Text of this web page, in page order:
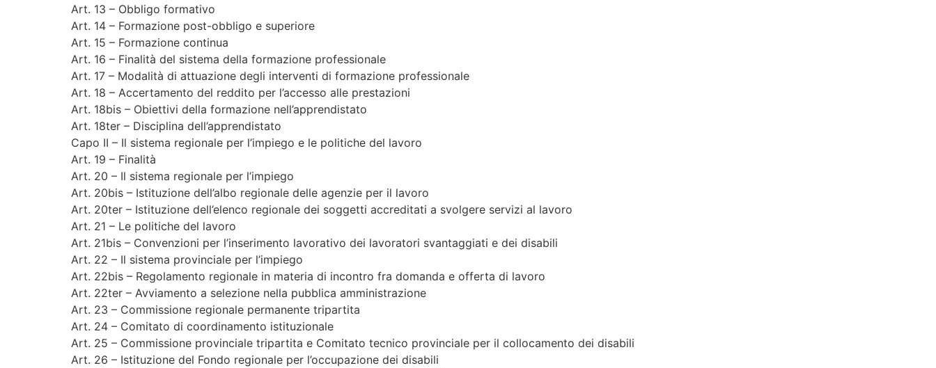
Art. 13 – Obbligo formativo
Art. 14 – Formazione post-obbligo e superiore
Art. 15 – Formazione continua
Art. 16 – Finalità del sistema della formazione professionale
Art. 17 – Modalità di attuazione degli interventi di formazione professionale
Art. 18 – Accertamento del reddito per l’accesso alle prestazioni
Art. 18bis – Obiettivi della formazione nell’apprendistato
Art. 18ter – Disciplina dell’apprendistato
Capo II – Il sistema regionale per l’impiego e le politiche del lavoro
Art. 19 – Finalità
Art. 20 – Il sistema regionale per l’impiego
Art. 20bis – Istituzione dell’albo regionale delle agenzie per il lavoro
Art. 20ter – Istituzione dell’elenco regionale dei soggetti accreditati a svolgere servizi al lavoro
Art. 21 – Le politiche del lavoro
Art. 21bis – Convenzioni per l’inserimento lavorativo dei lavoratori svantaggiati e dei disabili
Art. 22 – Il sistema provinciale per l’impiego
Art. 22bis – Regolamento regionale in materia di incontro fra domanda e offerta di lavoro
Art. 22ter – Avviamento a selezione nella pubblica amministrazione
Art. 23 – Commissione regionale permanente tripartita
Art. 24 – Comitato di coordinamento istituzionale
Art. 25 – Commissione provinciale tripartita e Comitato tecnico provinciale per il collocamento dei disabili
Art. 26 – Istituzione del Fondo regionale per l’occupazione dei disabili